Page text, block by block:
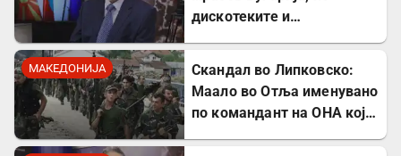
дискотеките и
сликата
МАКЕДОНИЈА
Скандал во Липковско:
Маало во Отља именувано
по командант на ОНА кој